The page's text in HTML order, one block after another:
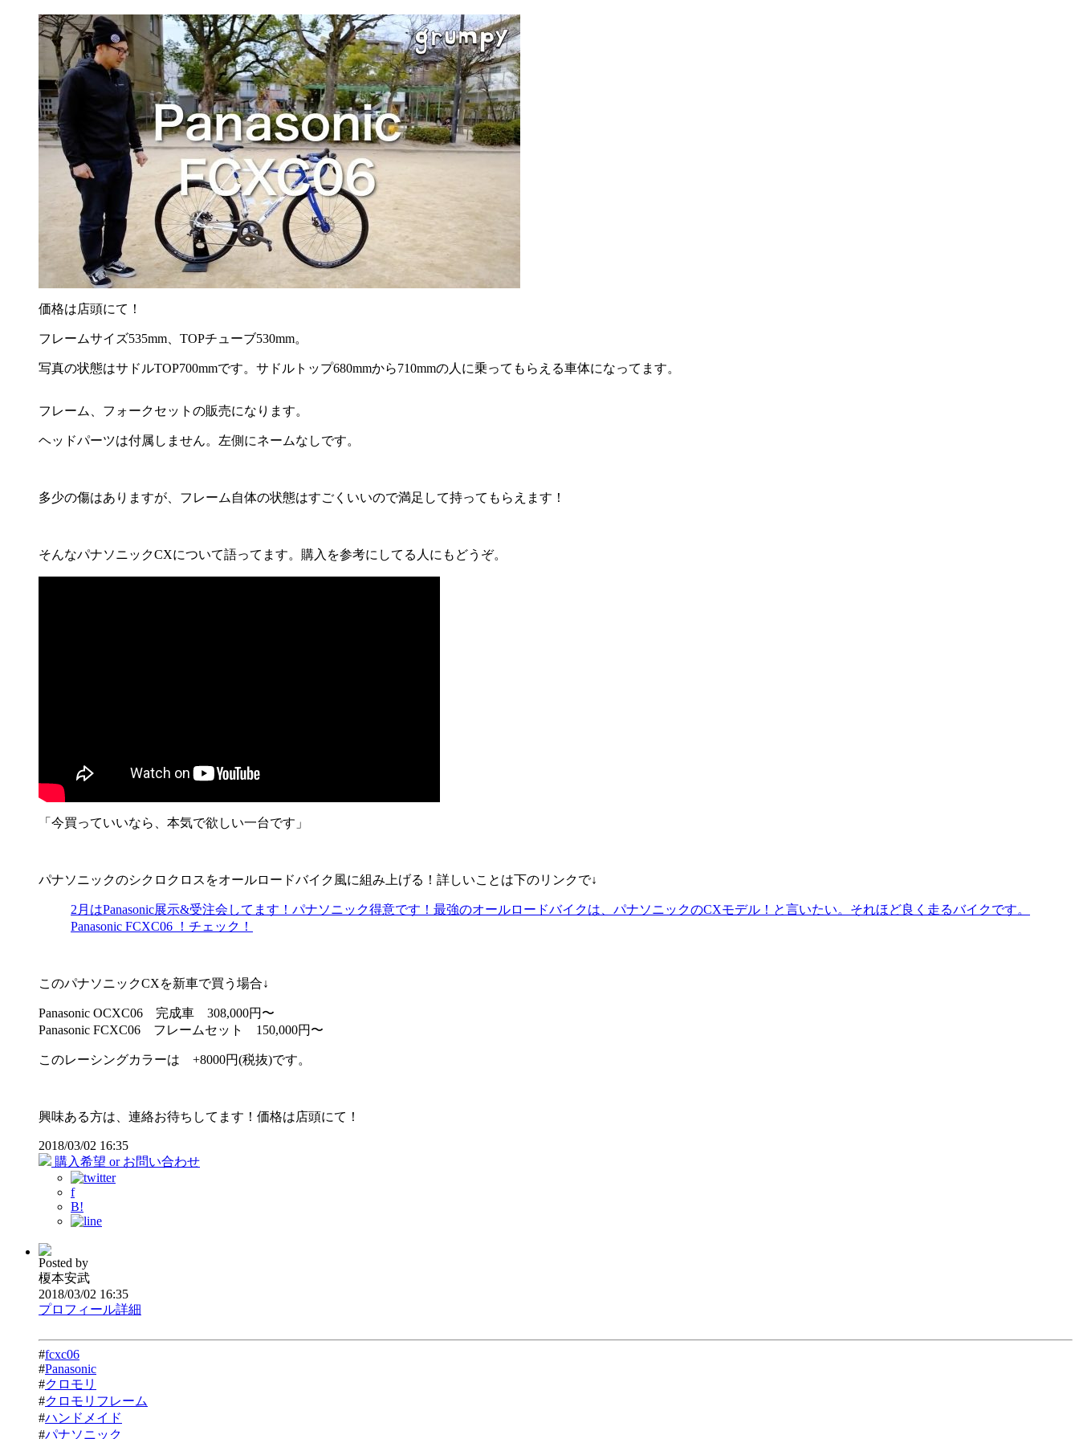
価格は店頭にて！
フレームサイズ535mm、TOPチューブ530mm。
写真の状態はサドルTOP700mmです。サドルトップ680mmから710mmの人に乗ってもらえる車体になってます。
フレーム、フォークセットの販売になります。
ヘッドパーツは付属しません。左側にネームなしです。
多少の傷はありますが、フレーム自体の状態はすごくいいので満足して持ってもらえます！
そんなパナソニックCXについて語ってます。購入を参考にしてる人にもどうぞ。
「今買っていいなら、本気で欲しい一台です」
パナソニックのシクロクロスをオールロードバイク風に組み上げる！詳しいことは下のリンクで↓
2月はPanasonic展示&受注会してます！パナソニック得意です！最強のオールロードバイクは、パナソニックのCXモデル！と言いたい。それほど良く走るバイクです。
Panasonic FCXC06 ！チェック！
このパナソニックCXを新車で買う場合↓
Panasonic OCXC06 完成車 308,000円〜
Panasonic FCXC06 フレームセット 150,000円〜
このレーシングカラーは +8000円(税抜)です。
興味ある方は、連絡お待ちしてます！価格は店頭にて！
2018/03/02 16:35
購入希望 or お問い合わせ
f
B!
Posted by
榎本安武
2018/03/02 16:35
プロフィール詳細
#fcxc06
#Panasonic
#クロモリ
#クロモリフレーム
#ハンドメイド
#パナソニック